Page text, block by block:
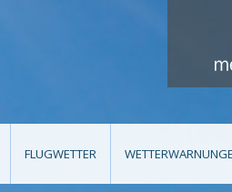
FLUGWETTER